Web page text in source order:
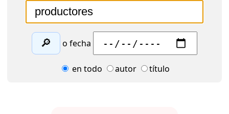
🔎 o fecha
en todo autor título